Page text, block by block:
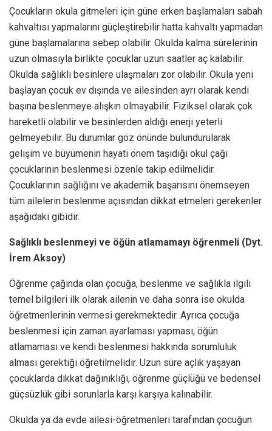
Çocukların okula gitmeleri için güne erken başlamaları sabah
kahvaltısı yapmalarını güçleştirebilir hatta kahvaltı yapmadan
güne başlamalarına sebep olabilir. Okulda kalma sürelerinin
uzun olmasıyla birlikte çocuklar uzun saatler aç kalabilir.
Okulda sağlıklı besinlere ulaşmaları zor olabilir. Okula yeni
başlayan çocuk ev dışında ve ailesinden ayrı olarak kendi
başına beslenmeye alışkın olmayabilir. Fiziksel olarak çok
hareketli olabilir ve besinlerden aldığı enerji yeterli
gelmeyebilir. Bu durumlar göz önünde bulundurularak
gelişim ve büyümenin hayati önem taşıdığı okul çağı
çocuklarının beslenmesi özenle takip edilmelidir.
Çocuklarının sağlığını ve akademik başarısını önemseyen
tüm ailelerin beslenme açısından dikkat etmeleri gerekenler
aşağıdaki gibidir.
Sağlıklı beslenmeyi ve öğün atlamamayı öğrenmeli (Dyt.
İrem Aksoy)
Öğrenme çağında olan çocuğa, beslenme ve sağlıkla ilgili
temel bilgileri ilk olarak ailenin ve daha sonra ise okulda
öğretmenlerinin vermesi gerekmektedir. Ayrıca çocuğa
beslenmesi için zaman ayarlaması yapması, öğün
atlamaması ve kendi beslenmesi hakkında sorumluluk
alması gerektiği öğretilmelidir. Uzun süre açlık yaşayan
çocuklarda dikkat dağınıklığı, öğrenme güçlüğü ve bedensel
güçsüzlük gibi sorunlarla karşı karşıya kalınabilir.
Okulda ya da evde ailesi-öğretmenleri tarafından çocuğun